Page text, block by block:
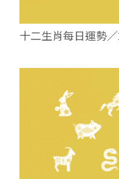
十二生肖每日運勢／